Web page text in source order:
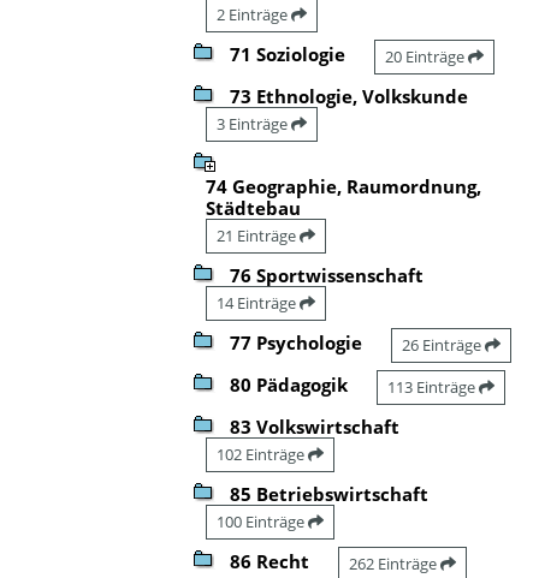
2 Einträge
71 Soziologie 20 Einträge
73 Ethnologie, Volkskunde
3 Einträge
74 Geographie, Raumordnung,
Städtebau
21 Einträge
76 Sportwissenschaft
14 Einträge
77 Psychologie 26 Einträge
80 Pädagogik 113 Einträge
83 Volkswirtschaft
102 Einträge
85 Betriebswirtschaft
100 Einträge
86 Recht 262 Einträge